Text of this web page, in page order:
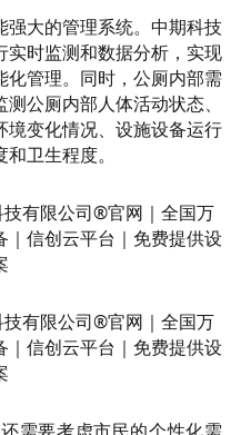
大的管理系统。中期科技
实时监测和数据分析，实现
管理。同时，公厕内部需
公厕内部人体活动状态、
境变化情况、设施设备运行
卫生程度。